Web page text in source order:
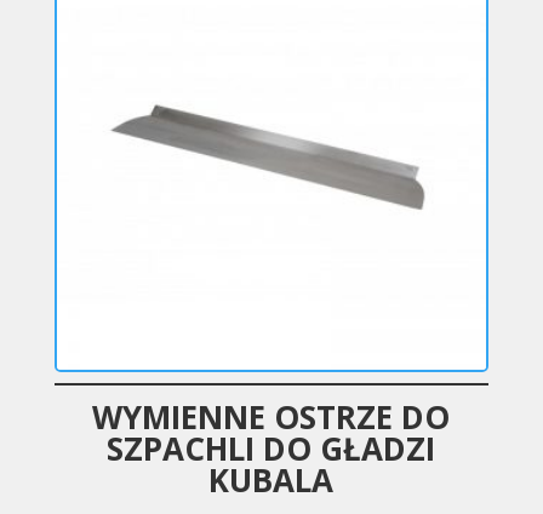
WYMIENNE OSTRZE DO
SZPACHLI DO GŁADZI
KUBALA